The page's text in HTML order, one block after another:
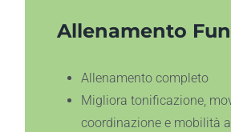
Allenamento
Allenamento completo
Migliora tonificazione,
coordinazione e mobilità